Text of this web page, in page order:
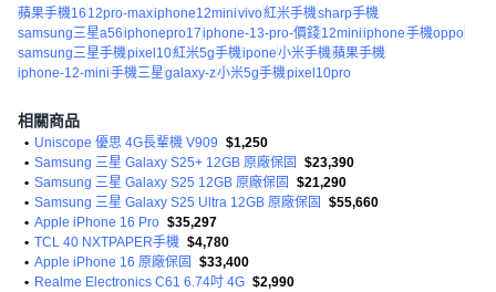
蘋果手機16 12pro-maxiphone12minivivo紅米手機sharp手機
samsung三星a56iphonepro17iphone-13-pro-價錢12miniiphone手機oppo
samsung三星手機pixel10紅米5g手機ipone小米手機蘋果手機
iphone-12-mini手機三星galaxy-z小米5g手機pixel10pro
相關商品
• Uniscope 優思 4G長輩機 V909 $1,250
• Samsung 三星 Galaxy S25+ 12GB 原廠保固
$23,390
• Samsung 三星 Galaxy S25 12GB 原廠保固
$21,290
• Samsung 三星 Galaxy S25 Ultra 12GB 原廠保固
$55,660
• Apple iPhone 16 Pro $35,297
• TCL 40 NXTPAPER手機 $4,780
• Apple iPhone 16 原廠保固
$33,400
• Realme Electronics C61 6.74吋 4G $2,990